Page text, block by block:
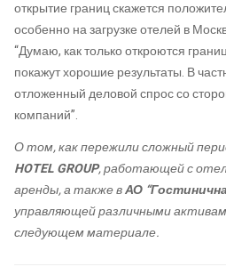
открытие границ скажется
особенно на загрузке отелей в
“Думаю, как только откроются
покажут хорошие результаты. В
отложенный деловой спрос со
компаний”.
О том, как пережили сложный
HOTEL GROUP, работающей с
аренды, а также вАО
управляющей различными
следующем материале.